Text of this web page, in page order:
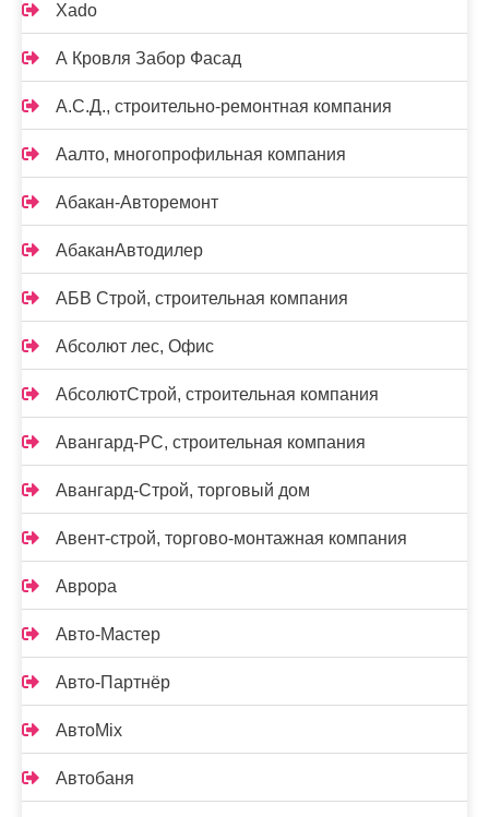
Xado
А Кровля Забор Фасад
А.С.Д., строительно-ремонтная компания
Аалто, многопрофильная компания
Абакан-Авторемонт
АбаканАвтодилер
АБВ Строй, строительная компания
Абсолют лес, Офис
АбсолютСтрой, строительная компания
Авангард-РС, строительная компания
Авангард-Строй, торговый дом
Авент-строй, торгово-монтажная компания
Аврора
Авто-Мастер
Авто-Партнёр
АвтоMix
Автобаня